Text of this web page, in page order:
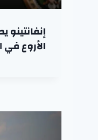
الأروع في